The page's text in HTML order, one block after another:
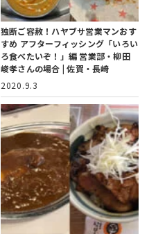
独断ご容赦！ハヤブサ営業マンおす
すめ アフターフィッシング「いろい
ろ食べたいぞ！」編 営業部・柳田
峻孝さんの場合 | 佐賀・長崎
2020.9.3